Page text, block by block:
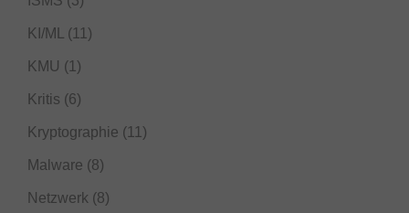
KI/ML (11)
KMU (1)
Kritis (6)
Kryptographie (11)
Malware (8)
Netzwerk (8)